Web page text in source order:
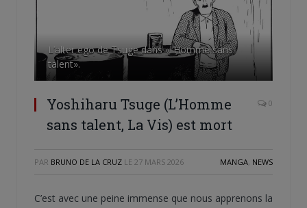
L’alter ego de Tsuge dans «l’Homme sans
talent».
Yoshiharu Tsuge (L’Homme
sans talent, La Vis) est mort
0
PAR BRUNO DE LA CRUZ LE 27 MARS 2026 MANGA, NEWS
C’est avec une peine immense que nous apprenons la